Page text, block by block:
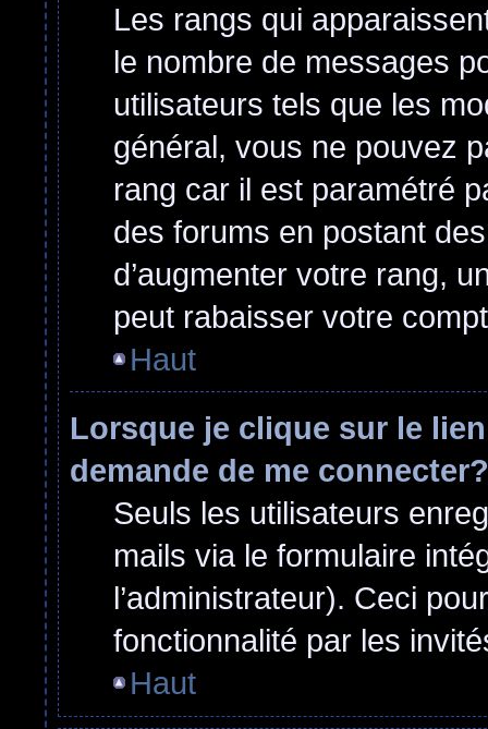
Les rangs qui
le nombre de messages
utilisateurs tels que les
général, vous ne pouvez
rang car il est paramétré
des forums en postant
d’augmenter votre rang,
peut rabaisser votre
Haut
Lorsque je clique sur le
demande de me connecter?
Seuls les utilisateurs
mails via le formulaire
l’administrateur). Ceci
fonctionnalité par les
Haut